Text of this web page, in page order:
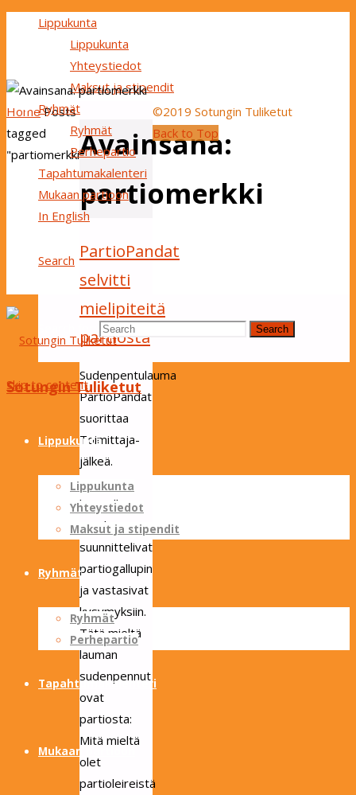
Lippukunta
Lippukunta
Yhteystiedot
Maksut ja stipendit
Ryhmät
Ryhmät
Perhepartio
Tapahtumakalenteri
Mukaan partioon
In English
Search
Search
Sotungin Tuliketut
Skip to content
Lippukunta
Lippukunta
Yhteystiedot
Maksut ja stipendit
Ryhmät
Ryhmät
Perhepartio
Tapahtumakalenteri
Mukaan partioon
Home Posts
tagged
"partiomerkki"Avainsana:
partiomerkki
PartioPandat
selvitti
mielipiteitä
partiosta
Sudenpentulauma
PartioPandat
suorittaa
Toimittaja-
jälkeä.
Eräässä
laumaillassa
pandat
suunnittelivat
partiogallupin
ja vastasivat
kysymyksiin.
Tätä mieltä
lauman
sudenpennut
ovat
partiosta:
Mitä mieltä
olet
partioleireistä
©2019 Sotungin Tuliketut
Back to Top